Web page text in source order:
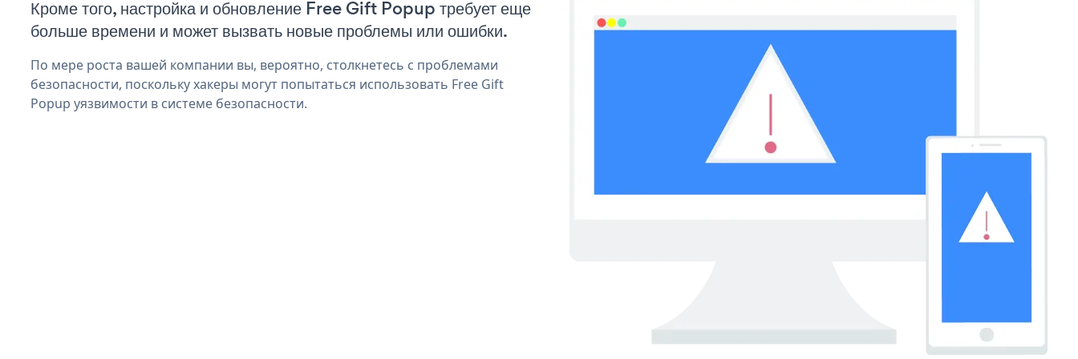
Кроме того, настройка и обновление Free Gift Popup требует еще
больше времени и может вызвать новые проблемы или ошибки.
По мере роста вашей компании вы, вероятно, столкнетесь с проблемами
безопасности, поскольку хакеры могут попытаться использовать Free Gift
Popup уязвимости в системе безопасности.